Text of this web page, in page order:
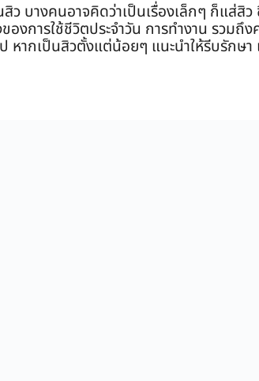
สิว บางคนอาจคิดว่าเป็นเรื่องเล็กๆ ก็แส่สิ
องการใช้ชีวิตประจำวัน การทำงาน รวมถึ
หากเป็นสิวตั้งแต่น้อยๆ แนะนำให้รีบรักษ